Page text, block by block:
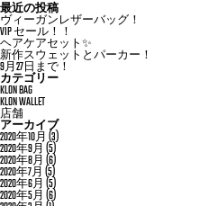
最近の投稿
ヴィーガンレザーバッグ！
VIP セール！！
ヘアケアセット✨
新作スウェットとパーカー！
9月27日まで！
カテゴリー
KLON BAG
KLON WALLET
店舗
アーカイブ
2020年10月(3)
2020年9月 (5)
2020年8月 (6)
2020年7月 (5)
2020年6月 (5)
2020年5月 (6)